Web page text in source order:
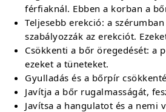
férfiaknál. Ebben a korban a
Teljesebb erekció: a
szabályozzák az erekciót.
Csökkenti a bőr öregedését: a
ezeket a tüneteket.
Gyulladás és a bőrpír
Javítja a bőr rugalmasságát,
Javítsa a hangulatot és a nemi